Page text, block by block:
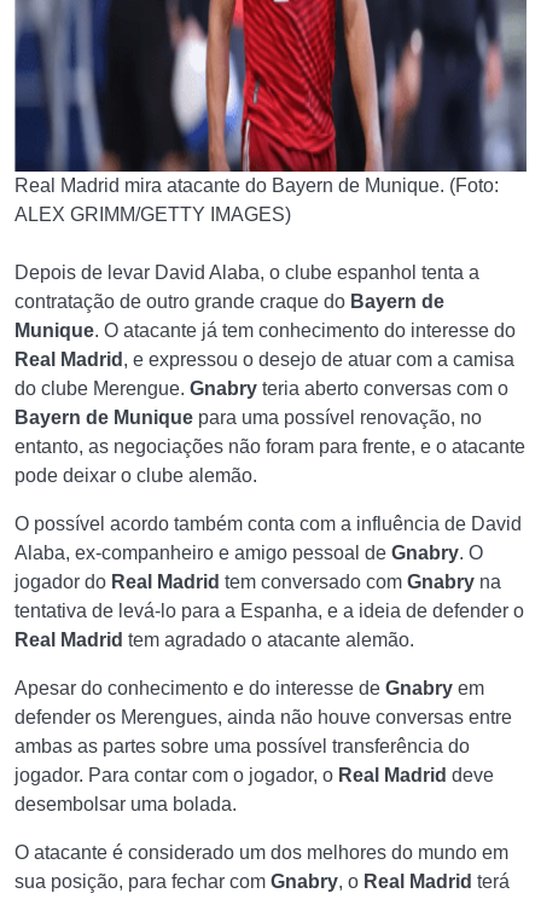
Real Madrid mira atacante do Bayern de Munique. (Foto:
ALEX GRIMM/GETTY IMAGES)
Depois de levar David Alaba, o clube espanhol tenta a
contratação de outro grande craque do Bayern de
Munique. O atacante já tem conhecimento do interesse do
Real Madrid , e expressou o desejo de atuar com a camisa
do clube Merengue. Gnabry teria aberto conversas com o
Bayern de Munique para uma possível renovação, no
entanto, as negociações não foram para frente, e o atacante
pode deixar o clube alemão.
O possível acordo também conta com a influência de David
Alaba, ex-companheiro e amigo pessoal de Gnabry. O
jogador do Real Madrid tem conversado com Gnabry na
tentativa de levá-lo para a Espanha, e a ideia de defender o
Real Madrid tem agradado o atacante alemão.
Apesar do conhecimento e do interesse de Gnabry em
defender os Merengues, ainda não houve conversas entre
ambas as partes sobre uma possível transferência do
jogador. Para contar com o jogador, o Real Madrid deve
desembolsar uma bolada.
O atacante é considerado um dos melhores do mundo em
sua posição, para fechar com Gnabry, o Real Madrid terá